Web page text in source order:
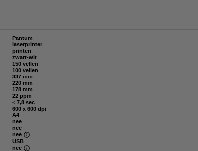
Pantum
laserprinter
printen
zwart-wit
150 vellen
100 vellen
337 mm
220 mm
178 mm
22 ppm
< 7,8 sec
600 x 600 dpi
A4
nee
nee
nee
USB
nee